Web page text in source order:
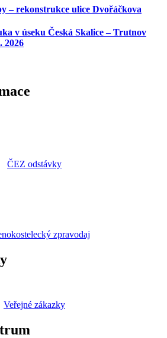
– rekonstrukce ulice Dvořáčkova
v úseku Česká Skalice – Trutnov
2026
ČEZ odstávky
zpravodaj
Veřejné zákazky